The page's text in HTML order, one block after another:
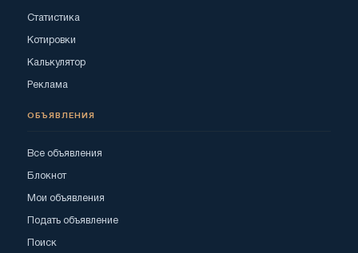
Статистика
Котировки
Калькулятор
Реклама
ОБЪЯВЛЕНИЯ
Все объявления
Блокнот
Мои объявления
Подать объявление
Поиск